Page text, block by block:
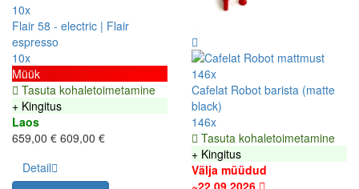
10x
Flair 58 - electric | Flair
espresso
10x
Müük
Tasuta kohaletoimetamine
+ Kingitus
Laos
659,00 € 609,00 €
Detail
146x
Cafelat Robot barista (matte
black)
146x
Tasuta kohaletoimetamine
+ Kingitus
Välja müüdud
~22.09.2026